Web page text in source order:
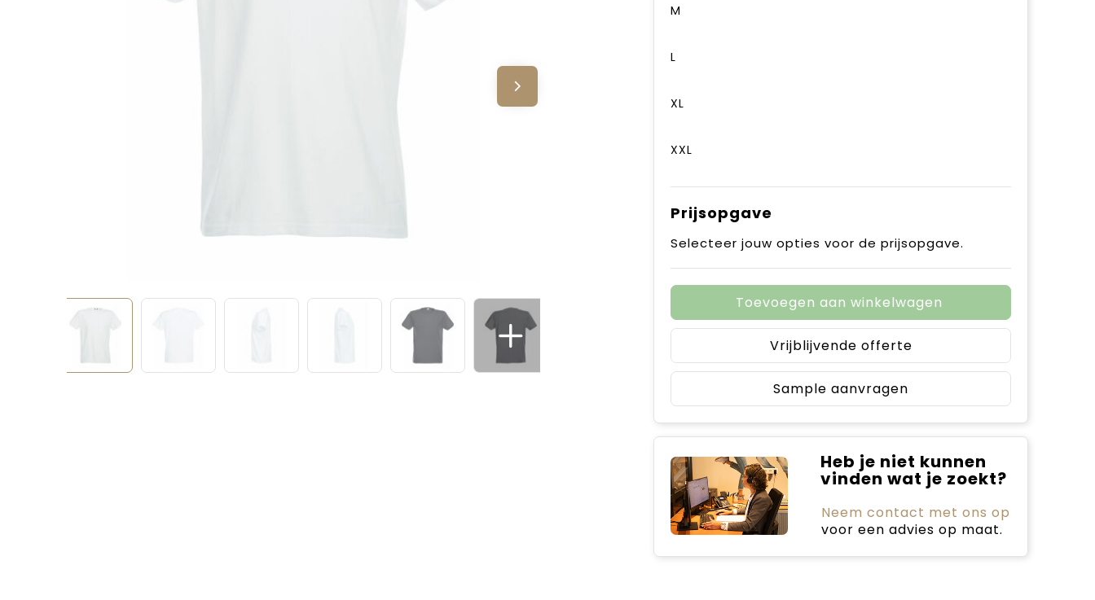
M
L
XL
XXL
Prijsopgave
Selecteer jouw opties voor de prijsopgave.
Toevoegen aan winkelwagen
Vrijblijvende offerte
Sample aanvragen
Heb je niet kunnen
vinden wat je zoekt?
Neem contact met ons op
voor een advies op maat.